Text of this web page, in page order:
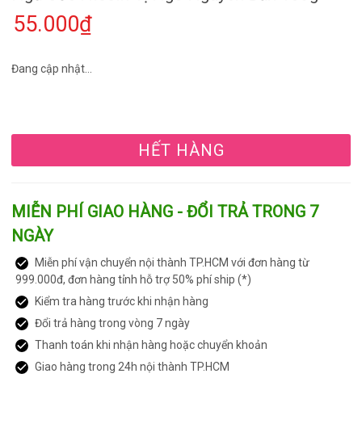
55.000₫
Đang cập nhật...
HẾT HÀNG
MIỄN PHÍ GIAO HÀNG - ĐỔI TRẢ TRONG 7
NGÀY
Miễn phí vận chuyển nội thành TP.HCM với đơn hàng từ
999.000đ, đơn hàng tỉnh hỗ trợ 50% phí ship (*)
Kiểm tra hàng trước khi nhận hàng
Đổi trả hàng trong vòng 7 ngày
Thanh toán khi nhận hàng hoặc chuyển khoản
Giao hàng trong 24h nội thành TP.HCM